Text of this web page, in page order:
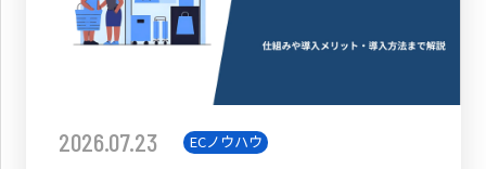
2026.07.23 ECノウハウ